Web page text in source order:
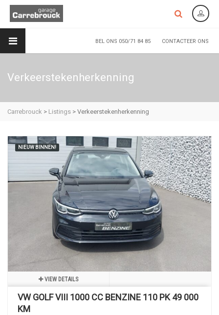
BEL ONS 050/71 84 85 CONTACTEER ONS
Verkeerstekenherkenning
Carrebrouck > Listings > Verkeerstekenherkenning
NIEUW BINNEN!
VIEW DETAILS
VW GOLF VIII 1000 CC BENZINE 110 PK 49 000
KM